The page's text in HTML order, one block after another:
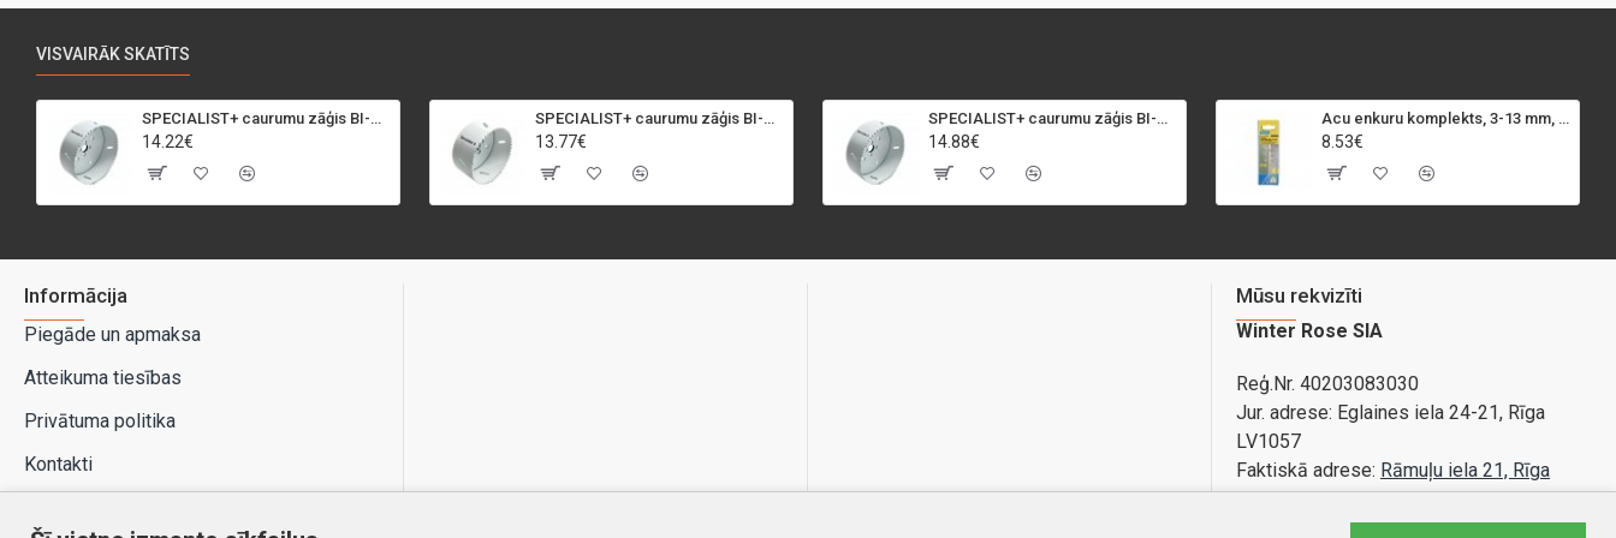
VISVAIRĀK SKATĪTS
SPECIALIST+ caurumu zāģis BI-METAL, 95 mm
14.22€
SPECIALIST+ caurumu zāģis BI-METAL, 92 mm
13.77€
SPECIALIST+ caurumu zāģis BI-METAL, 98 mm
14.88€
Acu enkuru komplekts, 3-13 mm, Rapid, 12 gab.
8.53€
Informācija
Piegāde un apmaksa
Atteikuma tiesības
Privātuma politika
Kontakti
Mūsu rekvizīti
Winter Rose SIA
Reģ.Nr. 40203083030
Jur. adrese: Eglaines iela 24-21, Rīga
LV1057
Faktiskā adrese: Rāmuļu iela 21, Rīga
Bankas konts: LV89PARX0020365840001